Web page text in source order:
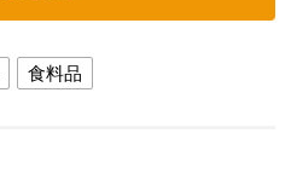
食料品